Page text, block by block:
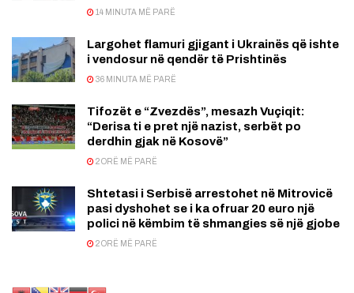
14 MINUTA MË PARË
Largohet flamuri gjigant i Ukrainës që ishte
i vendosur në qendër të Prishtinës
36 MINUTA MË PARË
Tifozët e “Zvezdës”, mesazh Vuçiqit:
“Derisa ti e pret një nazist, serbët po
derdhin gjak në Kosovë”
2 ORË MË PARË
Shtetasi i Serbisë arrestohet në Mitrovicë
pasi dyshohet se i ka ofruar 20 euro një
polici në këmbim të shmangies së një gjobe
2 ORË MË PARË